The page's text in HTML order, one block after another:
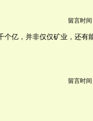
留言时间
个亿，并非仅仅矿业，还有
留言时间